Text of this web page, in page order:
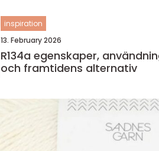
inspiration
13. February 2026
R134a egenskaper, användning
och framtidens alternativ